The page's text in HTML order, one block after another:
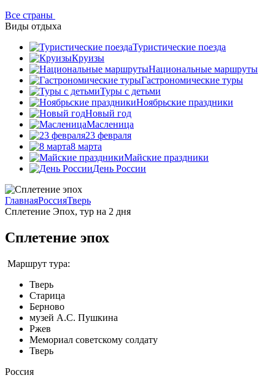
Все страны
Виды отдыха
Туристические поезда
Круизы
Национальные маршруты
Гастрономические туры
Туры с детьми
Ноябрьские праздники
Новый год
Масленица
23 февраля
8 марта
Майские праздники
День России
ГлавнаяРоссияТверь
Сплетение Эпох, тур на 2 дня
Сплетение эпох
Маршрут тура:
Тверь
Старица
Берново
музей А.С. Пушкина
Ржев
Мемориал советскому солдату
Тверь
Россия